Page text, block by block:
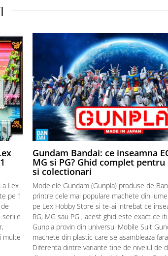
Lex
pe 1
seriile
multe
Gundam Bandai: ce inseamna
MG si PG? Ghid complet
si colectionari
Modelele Gundam (Gunpla) produse de
printre cele mai populare machete din
pe Lex Hobby Store si te-ai intrebat ce
RG, MG sau PG , acest ghid este exact ce
Gunpla provin din universul Mobile Suit
machete din plastic care se asambleaza
Diferenta dintre variante tine de nivelul de